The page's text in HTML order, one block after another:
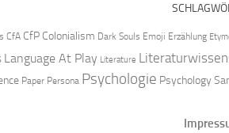
CfA CfP Colonialism Dark Souls Emoji Erzählung
Language At Play Literature
Paper Persona Psychologie Psychology